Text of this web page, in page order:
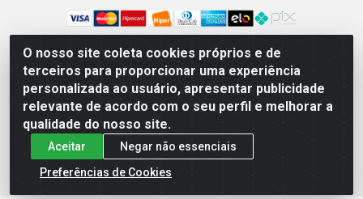
O nosso site coleta cookies próprios e de
terceiros para proporcionar uma experiência
personalizada ao usuário, apresentar publicidade
relevante de acordo com o seu perfil e melhorar a
qualidade do nosso site.
Aceitar
Negar não essenciais
Preferências de Cookies
Rafael & Dantas LTDA - Rua Floriano Peixoto, 137-
Centro, CEP: 60025-130 | CNPJ: 02.884.314/0001-20